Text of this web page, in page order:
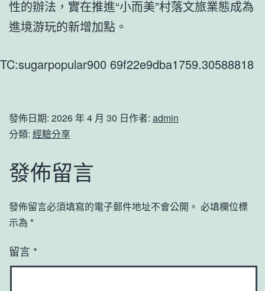
性的辦法，實在推進“小而美”村落文旅業態成為
進境游玩的新增加點。
TC:sugarpopular900 69f22e9dba1759.30588818
發佈日期: 2026 年 4 月 30 日作者: admin
分類: 經驗分享
發佈留言
發佈留言必須填寫的電子郵件地址不會公開。 必填欄位標
示為 *
留言 *